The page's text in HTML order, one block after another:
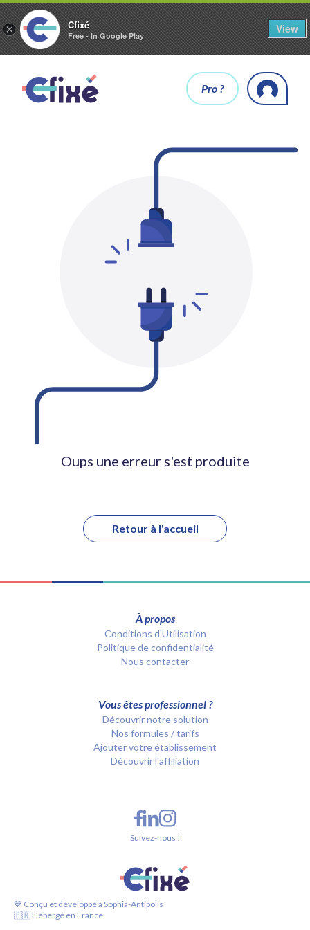
× Cfixé
Free - In Google Play
View
Pro ?
Oups une erreur s'est produite
Retour à l'accueil
À propos
Conditions d’Utilisation
Politique de confidentialité
Nous contacter
Vous êtes professionnel ?
Découvrir notre solution
Nos formules / tarifs
Ajouter votre établissement
Découvrir l'affiliation
💙 Conçu et développé à Sophia-Antipolis
🇫🇷 Hébergé en France
Suivez-nous !